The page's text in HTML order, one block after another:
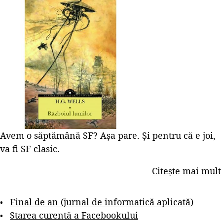
Avem o săptămână SF? Așa pare. Și pentru că e joi,
va fi SF clasic.
Citește mai mult
Final de an (jurnal de informatică aplicată)
Starea curentă a Facebookului